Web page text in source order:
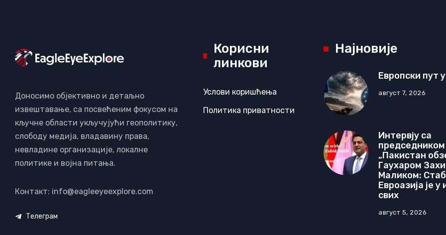
Доносимо објективно и детаљно
извештавање, са посвећеним фокусом на
кључне области укључујући геополитику,
слободу медија, владавину права,
невладине организације, локалне
политике и војна питања.
Контакт: info@eagleeyeexplore.com
Телеграм
Корисни
линкови
Услови коришћења
Политика приватности
Најновије
Европски пут
август 7, 2026
Интервју са
„Пакистан
Гаухаром
Маликом:
Евроазија је у
свих
август 5, 2026